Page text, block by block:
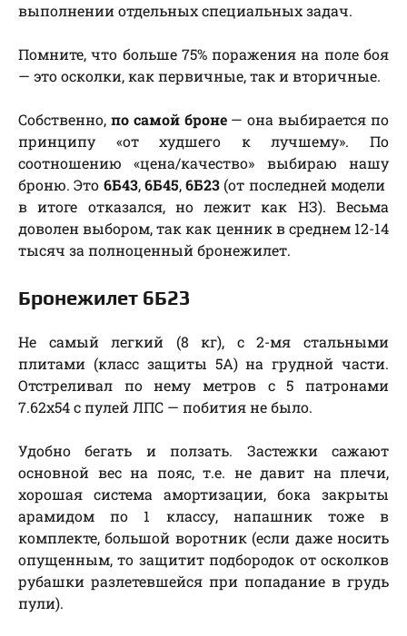
выполнении отдельных специальных задач.
Помните, что больше 75% поражения на поле боя
— это осколки, как первичные, так и вторичные.
Собственно, по самой броне— она выбирается по
принципу «от худшего к лучшему». По
соотношению «цена/качество» выбираю нашу
броню. Это 6Б43,6Б45,6Б23 (от последней модели
в итоге отказался, но лежит как НЗ). Весьма
доволен выбором, так как ценник в среднем 12-14
тысяч за полноценный бронежилет.
Бронежилет 6Б23
Не самый легкий (8 кг), с 2-мя стальными
плитами (класс защиты 5А) на грудной части.
Отстреливал по нему метров с 5 патронами
7.62х54 с пулей ЛПС — побития не было.
Удобно бегать и ползать. Застежки сажают
основной вес на пояс, т.е. не давит на плечи,
хорошая система амортизации, бока закрыты
арамидом по 1 классу, напашник тоже в
комплекте, большой воротник (если даже носить
опущенным, то защитит подбородок от осколков
рубашки разлетевшейся при попадание в грудь
пули).